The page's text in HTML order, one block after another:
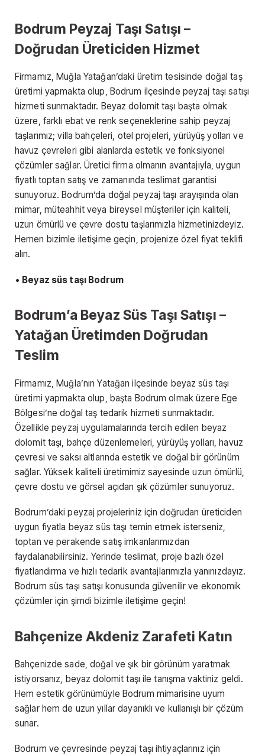
Bodrum Peyzaj Taşı Satışı –
Doğrudan Üreticiden Hizmet
Firmamız, Muğla Yatağan’daki üretim tesisinde doğal taş
üretimi yapmakta olup, Bodrum ilçesinde peyzaj taşı satışı
hizmeti sunmaktadır. Beyaz dolomit taşı başta olmak
üzere, farklı ebat ve renk seçeneklerine sahip peyzaj
taşlarımız; villa bahçeleri, otel projeleri, yürüyüş yolları ve
havuz çevreleri gibi alanlarda estetik ve fonksiyonel
çözümler sağlar. Üretici firma olmanın avantajıyla, uygun
fiyatlı toptan satış ve zamanında teslimat garantisi
sunuyoruz. Bodrum’da doğal peyzaj taşı arayışında olan
mimar, müteahhit veya bireysel müşteriler için kaliteli,
uzun ömürlü ve çevre dostu taşlarımızla hizmetinizdeyiz.
Hemen bizimle iletişime geçin, projenize özel fiyat teklifi
alın.
• Beyaz süs taşı Bodrum
Bodrum’a Beyaz Süs Taşı Satışı –
Yatağan Üretimden Doğrudan
Teslim
Firmamız, Muğla’nın Yatağan ilçesinde beyaz süs taşı
üretimi yapmakta olup, başta Bodrum olmak üzere Ege
Bölgesi’ne doğal taş tedarik hizmeti sunmaktadır.
Özellikle peyzaj uygulamalarında tercih edilen beyaz
dolomit taşı, bahçe düzenlemeleri, yürüyüş yolları, havuz
çevresi ve saksı altlarında estetik ve doğal bir görünüm
sağlar. Yüksek kaliteli üretimimiz sayesinde uzun ömürlü,
çevre dostu ve görsel açıdan şık çözümler sunuyoruz.
Bodrum’daki peyzaj projeleriniz için doğrudan üreticiden
uygun fiyatla beyaz süs taşı temin etmek isterseniz,
toptan ve perakende satış imkanlarımızdan
faydalanabilirsiniz. Yerinde teslimat, proje bazlı özel
fiyatlandırma ve hızlı tedarik avantajlarımızla yanınızdayız.
Bodrum süs taşı satışı konusunda güvenilir ve ekonomik
çözümler için şimdi bizimle iletişime geçin!
Bahçenize Akdeniz Zarafeti Katın
Bahçenizde sade, doğal ve şık bir görünüm yaratmak
istiyorsanız, beyaz dolomit taşı ile tanışma vaktiniz geldi.
Hem estetik görünümüyle Bodrum mimarisine uyum
sağlar hem de uzun yıllar dayanıklı ve kullanışlı bir çözüm
sunar.
Bodrum ve çevresinde peyzaj taşı ihtiyaçlarınız için